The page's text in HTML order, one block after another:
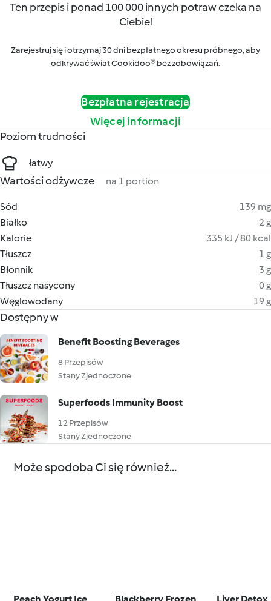
Ten przepis i ponad 100 000 innych potraw czeka na
Ciebie!
Zarejestruj się i otrzymaj 30 dni bezpłatnego okresu próbnego, aby
odkrywać świat Cookidoo® bez zobowiązań.
Bezpłatna rejestracja
Więcej informacji
Poziom trudności
łatwy
Wartości odżywcze na 1 portion
Sód
139 mg
Białko
2 g
Kalorie
335 kJ / 80 kcal
Tłuszcz
1 g
Błonnik
3 g
Tłuszcz nasycony
0 g
Węglowodany
19 g
Dostępny w
Benefit Boosting Beverages
8 Przepisów
Stany Zjednoczone
Superfoods Immunity Boost
12 Przepisów
Stany Zjednoczone
Może spodoba Ci się również...